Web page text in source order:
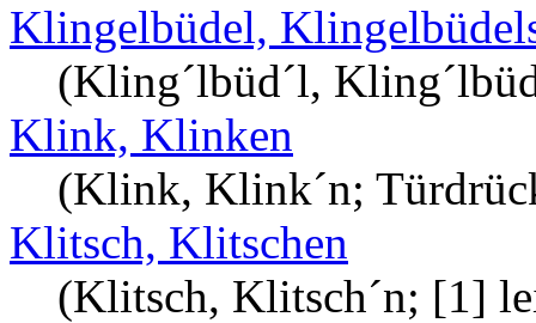
Klingelbüdel,
(Kling´lbüd´l,
Klink, Klinken
(Klink, Klink´n;
Klitsch, Klitschen
(Klitsch, Klitsch´n; [1]